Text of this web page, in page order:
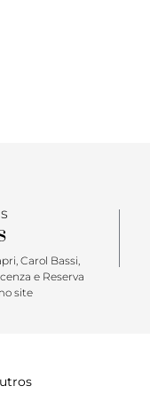
Carol Bassi,
e Reserva
site